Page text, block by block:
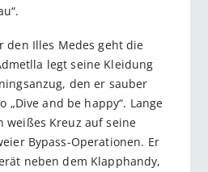
den Illes Medes geht die
legt seine Kleidung
den er sauber
„Dive and be happy“. Lange
weißes Kreuz auf seine
Bypass-Operationen. Er
neben dem Klapphandy,